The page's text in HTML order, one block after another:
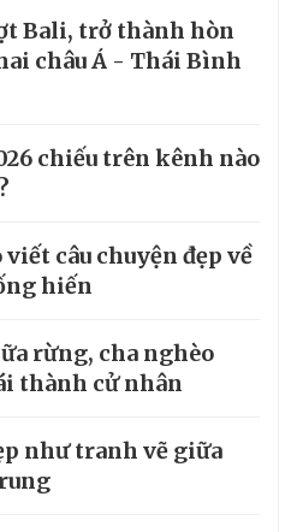
Bali, trở thành hòn
châu Á - Thái Bình
chiếu trên kênh nào
viết câu chuyện đẹp về
hiến
rừng, cha nghèo
thành cử nhân
như tranh vẽ giữa